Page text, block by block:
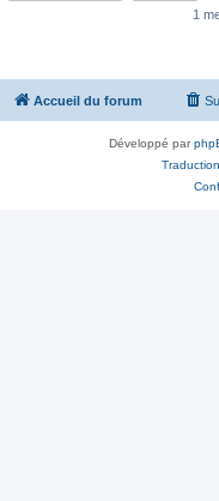
1
Accueil du forum
Développé par